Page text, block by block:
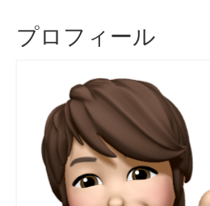
プロフィール